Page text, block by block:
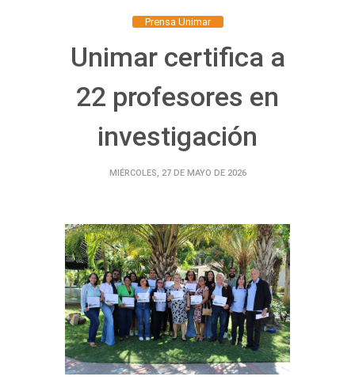
Prensa Unimar
Unimar certifica a
22 profesores en
investigación
MIÉRCOLES, 27 DE MAYO DE 2026